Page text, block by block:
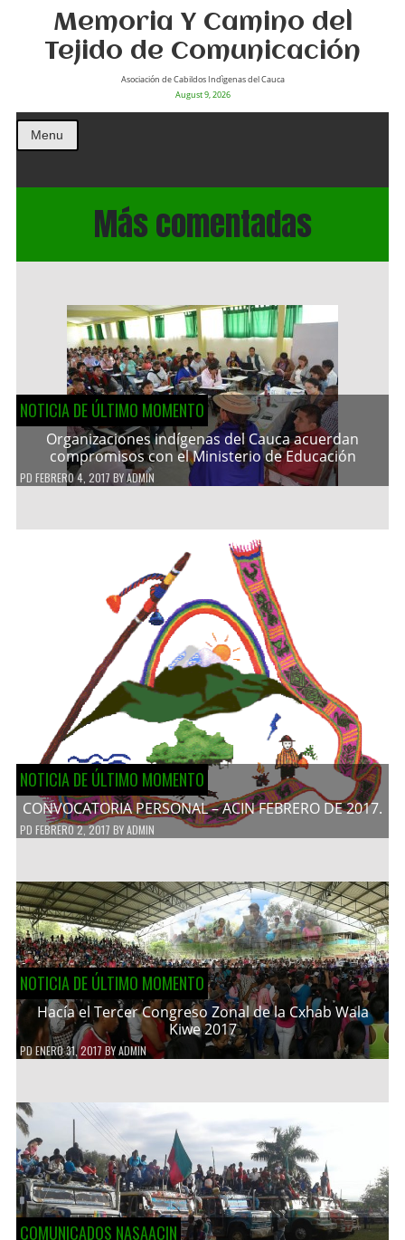
Memoria Y Camino del
Tejido de Comunicación
Asociación de Cabildos Indìgenas del Cauca
August 9, 2026
Menu
Más comentadas
NOTICIA DE ÚLTIMO MOMENTO
Organizaciones indígenas del Cauca acuerdan
compromisos con el Ministerio de Educación
PD FEBRERO 4, 2017 BYADMIN
NOTICIA DE ÚLTIMO MOMENTO
CONVOCATORIA PERSONAL – ACIN FEBRERO DE 2017.
PD FEBRERO 2, 2017 BYADMIN
NOTICIA DE ÚLTIMO MOMENTO
Hacía el Tercer Congreso Zonal de la Cxhab Wala
Kiwe 2017
PDENERO 31, 2017 BYADMIN
COMUNICADOS NASAACIN